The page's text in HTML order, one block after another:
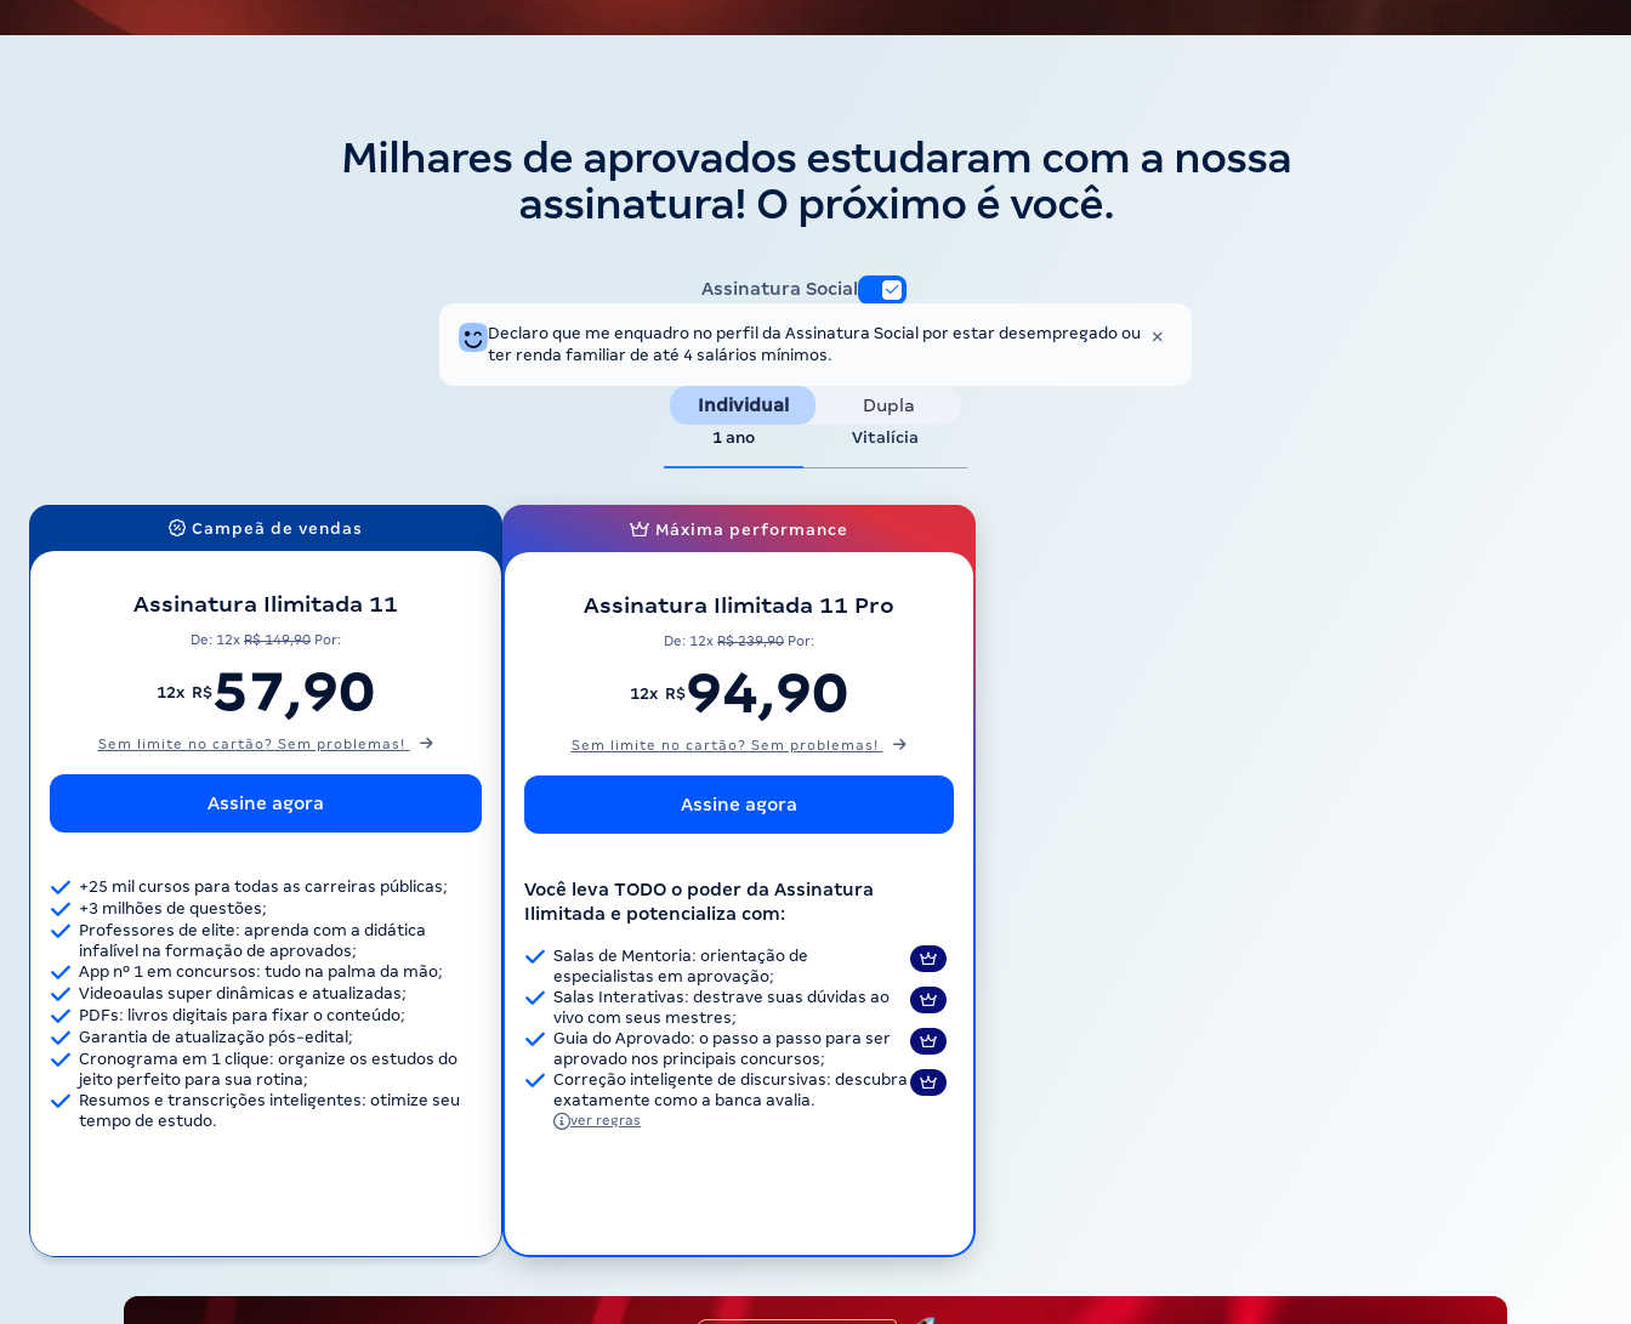
Milhares de aprovados estudaram com a nossa
assinatura! O próximo é você.
Assinatura Social
Declaro que me enquadro no perfil da Assinatura Social por estar desempregado ou
ter renda familiar de até 4 salários mínimos.
Individual Dupla
1 ano Vitalícia
Campeã de vendas
Assinatura Ilimitada 11
De: 12x R$ 149,90 Por:
12x R$57,90
Sem limite no cartão? Sem problemas!
Assine agora
+25 mil cursos para todas as carreiras públicas;
+3 milhões de questões;
Professores de elite: aprenda com a didática
infalível na formação de aprovados;
App nº 1 em concursos: tudo na palma da mão;
Videoaulas super dinâmicas e atualizadas;
PDFs: livros digitais para fixar o conteúdo;
Garantia de atualização pós-edital;
Cronograma em 1 clique: organize os estudos do
jeito perfeito para sua rotina;
Resumos e transcrições inteligentes: otimize seu
tempo de estudo.
Máxima performance
Assinatura Ilimitada 11 Pro
De: 12x R$ 239,90 Por:
12x R$94,90
Sem limite no cartão? Sem problemas!
Assine agora
Você leva TODO o poder da Assinatura
Ilimitada e potencializa com:
Salas de Mentoria: orientação de
especialistas em aprovação;
Salas Interativas: destrave suas dúvidas ao
vivo com seus mestres;
Guia do Aprovado: o passo a passo para ser
aprovado nos principais concursos;
Correção inteligente de discursivas: descubra
exatamente como a banca avalia.
ver regras